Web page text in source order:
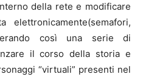
della rete e modificare
così una serie di
il corso della storia e
“virtuali” presenti nel